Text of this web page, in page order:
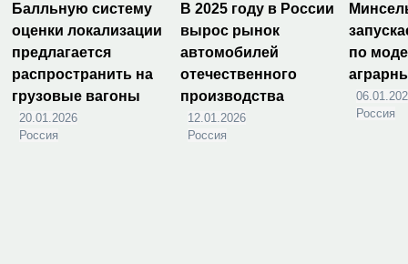
Балльную систему
оценки локализации
предлагается
распространить на
грузовые вагоны
20.01.2026
Россия
В 2025 году в России
вырос рынок
автомобилей
отечественного
производства
12.01.2026
Россия
по
Россия